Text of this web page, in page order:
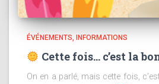
ÉVÉNEMENTS INFORMATIONS
Cette fois… c’est la
On en a parlé, mais cette fois,